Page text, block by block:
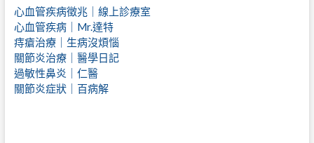
心血管疾病徵兆｜線上診療室
心血管疾病｜Mr.達特
痔瘡治療｜ 生病沒煩惱
關節炎治療｜醫學日記
過敏性鼻炎｜仁醫
關節炎症狀｜百病解